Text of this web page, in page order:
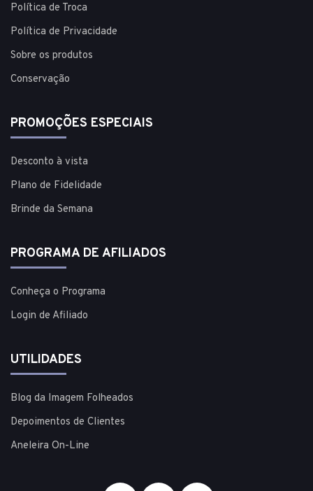
Política de Troca
Política de Privacidade
Sobre os produtos
Conservação
PROMOÇÕES ESPECIAIS
Desconto à vista
Plano de Fidelidade
Brinde da Semana
PROGRAMA DE AFILIADOS
Conheça o Programa
Login de Afiliado
UTILIDADES
Blog da Imagem Folheados
Depoimentos de Clientes
Aneleira On-Line